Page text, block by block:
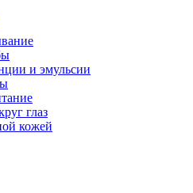
и эмульсии
глаз
кожей